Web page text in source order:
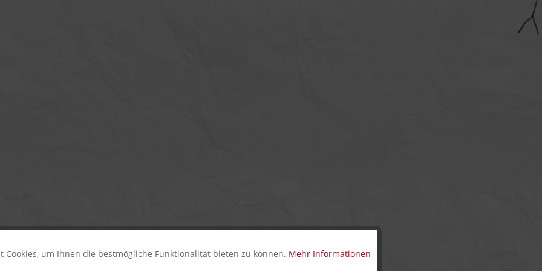
Aktiv
Cookies, um Ihnen die bestmögliche Funktionalität bieten zu können. Mehr Informationen